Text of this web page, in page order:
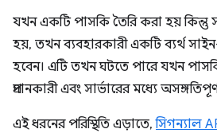
যখন একটি পাসকি তৈরি করা হয় কিন্তু
হয়, তখন ব্যবহারকারী একটি ব্যর্থ সাইন-
হবেন। এটি তখন ঘটতে পারে যখন
প্রদানকারী এবং সার্ভারের মধ্যে
এই ধরনের পরিস্থিতি এড়াতে,সিগন্যাল